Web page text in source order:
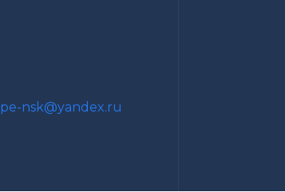
pe-nsk@yandex.ru